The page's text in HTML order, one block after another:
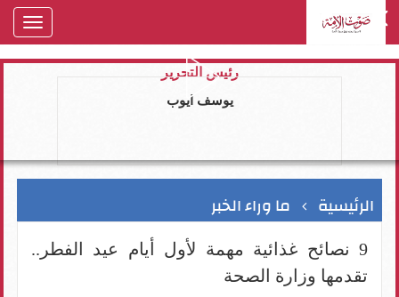
رئيس التحرير
يوسف ايوب
الرئيسية ما وراء الخبر
9 نصائح غذائية مهمة لأول أيام عيد الفطر..
تقدمها وزارة الصحة